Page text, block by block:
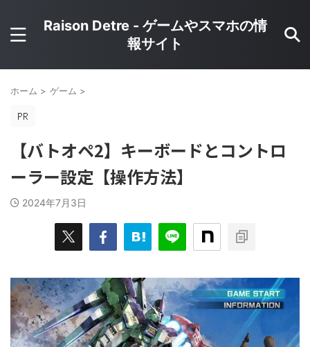
Raison Detre - ゲームやスマホの情
報サイト
ホーム > ゲーム >
【バトオペ2】キーボードとコントロ
ーラー設定【操作方法】
2024年7月3日